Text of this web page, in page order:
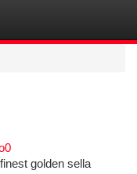
golden sella